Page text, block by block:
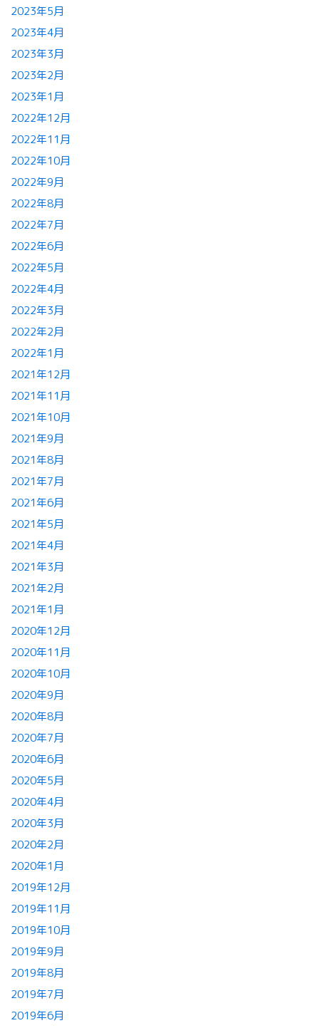
2023年5月
2023年4月
2023年3月
2023年2月
2023年1月
2022年12月
2022年11月
2022年10月
2022年9月
2022年8月
2022年7月
2022年6月
2022年5月
2022年4月
2022年3月
2022年2月
2022年1月
2021年12月
2021年11月
2021年10月
2021年9月
2021年8月
2021年7月
2021年6月
2021年5月
2021年4月
2021年3月
2021年2月
2021年1月
2020年12月
2020年11月
2020年10月
2020年9月
2020年8月
2020年7月
2020年6月
2020年5月
2020年4月
2020年3月
2020年2月
2020年1月
2019年12月
2019年11月
2019年10月
2019年9月
2019年8月
2019年7月
2019年6月